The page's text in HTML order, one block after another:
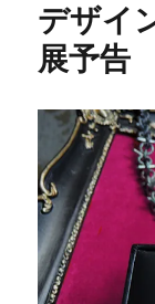
デザイ
展予告